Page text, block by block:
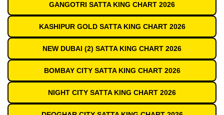
GANGOTRI SATTA KING CHART 2026
KASHIPUR GOLD SATTA KING CHART 2026
NEW DUBAI (2) SATTA KING CHART 2026
BOMBAY CITY SATTA KING CHART 2026
NIGHT CITY SATTA KING CHART 2026